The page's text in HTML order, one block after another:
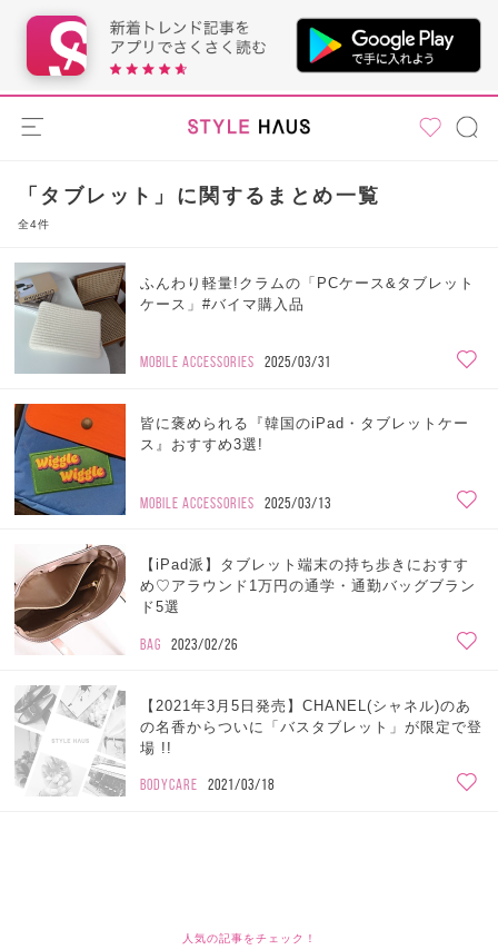
「タブレット」に関するまとめ一覧
全4件
ふんわり軽量!クラムの「PCケース&タブレット
ケース」#バイマ購入品
MOBILE ACCESSORIES 2025/03/31
皆に褒められる『韓国のiPad・タブレットケー
ス』おすすめ3選!
MOBILE ACCESSORIES 2025/03/13
【iPad派】タブレット端末の持ち歩きにおすす
め♡アラウンド1万円の通学・通勤バッグブラン
ド5選
BAG 2023/02/26
【2021年3月5日発売】CHANEL(シャネル)のあ
の名香からついに「バスタブレット」が限定で登
場 !!
BODYCARE 2021/03/18
人気の記事をチェック！